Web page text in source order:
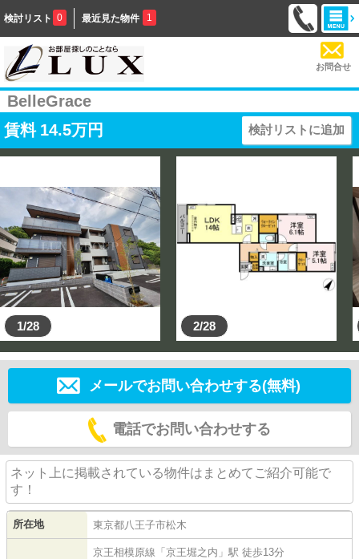
検討リスト 0 最近見た物件 1
お問合せ
BelleGrace
賃料 14.5万円 検討リストに追加
1/28 2/28
メールでお問い合わせする(無料)
電話でお問い合わせする
ネット上に掲載されている物件はまとめてご紹介可能で
す！
所在地 東京都八王子市松木
京王相模原線 「京王堀之内 」駅 徒歩13分